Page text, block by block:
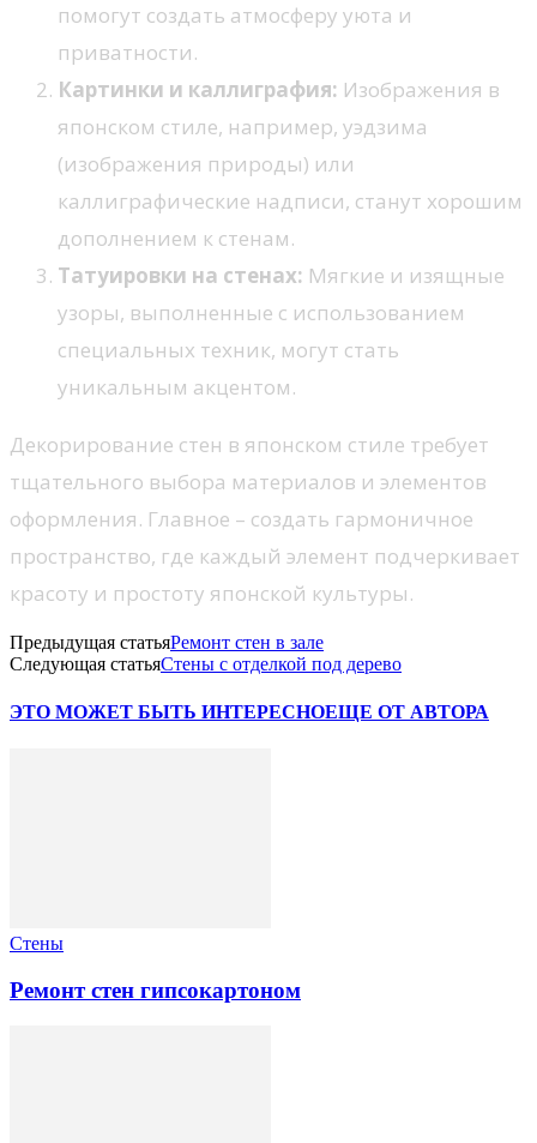
помогут создать атмосферу уюта и
приватности.
Картинки и каллиграфия: Изображения в
японском стиле, например, уэдзима
(изображения природы) или
каллиграфические надписи, станут хорошим
дополнением к стенам.
Татуировки на стенах: Мягкие и изящные
узоры, выполненные с использованием
специальных техник, могут стать
уникальным акцентом.
Декорирование стен в японском стиле требует
тщательного выбора материалов и элементов
оформления. Главное – создать гармоничное
пространство, где каждый элемент подчеркивает
красоту и простоту японской культуры.
Предыдущая статьяРемонт стен в зале
Следующая статьяСтены с отделкой под дерево
ЭТО МОЖЕТ БЫТЬ ИНТЕРЕСНОЕЩЕ ОТ АВТОРА
Стены
Ремонт стен гипсокартоном